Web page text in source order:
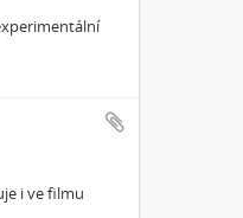
i ve filmu